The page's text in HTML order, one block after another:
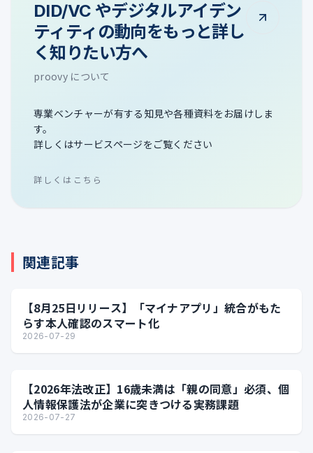
DID/VC やデジタルアイデン
ティティの動向をもっと詳し
く知りたい方へ
proovy について
専業ベンチャーが有する知見や各種資料をお届けしま
す。
詳しくはサービスページをご覧ください
詳しくはこちら
関連記事
【8月25日リリース】「マイナアプリ」統合がもた
らす本人確認のスマート化
2026-07-29
【2026年法改正】16歳未満は「親の同意」必須、個
人情報保護法が企業に突きつける実務課題
2026-07-27